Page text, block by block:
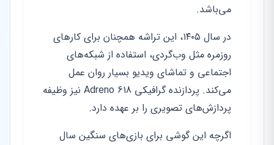
می‌باشد.
در سال ۱۴۰۵، این تراشه همچنان برای کارهای
روزمره مثل وب‌گردی، استفاده از شبکه‌های
اجتماعی و تماشای ویدیو بسیار روان عمل
می‌کند. پردازنده گرافیکی Adreno 618 نیز وظیفه
پردازش‌های تصویری را بر عهده دارد.
اگرچه این گوشی برای بازی‌های سنگین سال